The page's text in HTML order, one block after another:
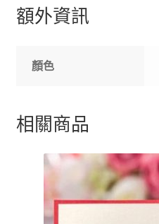
額外資訊
顏色
相關商品